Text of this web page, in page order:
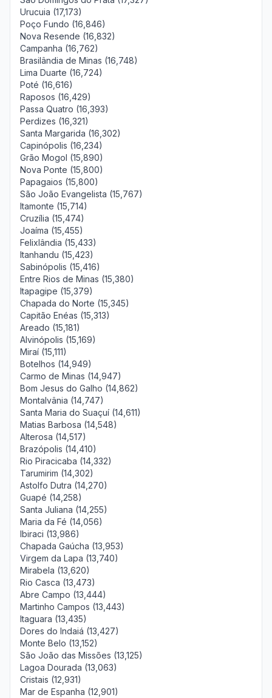
Urucuia (17,173)
Poço Fundo (16,846)
Nova Resende (16,832)
Campanha (16,762)
Brasilândia de Minas (16,748)
Lima Duarte (16,724)
Poté (16,616)
Raposos (16,429)
Passa Quatro (16,393)
Perdizes (16,321)
Santa Margarida (16,302)
Capinópolis (16,234)
Grão Mogol (15,890)
Nova Ponte (15,800)
Papagaios (15,800)
São João Evangelista (15,767)
Itamonte (15,714)
Cruzília (15,474)
Joaíma (15,455)
Felixlândia (15,433)
Itanhandu (15,423)
Sabinópolis (15,416)
Entre Rios de Minas (15,380)
Itapagipe (15,379)
Chapada do Norte (15,345)
Capitão Enéas (15,313)
Areado (15,181)
Alvinópolis (15,169)
Miraí (15,111)
Botelhos (14,949)
Carmo de Minas (14,947)
Bom Jesus do Galho (14,862)
Montalvânia (14,747)
Santa Maria do Suaçuí (14,611)
Matias Barbosa (14,548)
Alterosa (14,517)
Brazópolis (14,410)
Rio Piracicaba (14,332)
Tarumirim (14,302)
Astolfo Dutra (14,270)
Guapé (14,258)
Santa Juliana (14,255)
Maria da Fé (14,056)
Ibiraci (13,986)
Chapada Gaúcha (13,953)
Virgem da Lapa (13,740)
Mirabela (13,620)
Rio Casca (13,473)
Abre Campo (13,444)
Martinho Campos (13,443)
Itaguara (13,435)
Dores do Indaiá (13,427)
Monte Belo (13,152)
São João das Missões (13,125)
Lagoa Dourada (13,063)
Cristais (12,931)
Mar de Espanha (12,901)